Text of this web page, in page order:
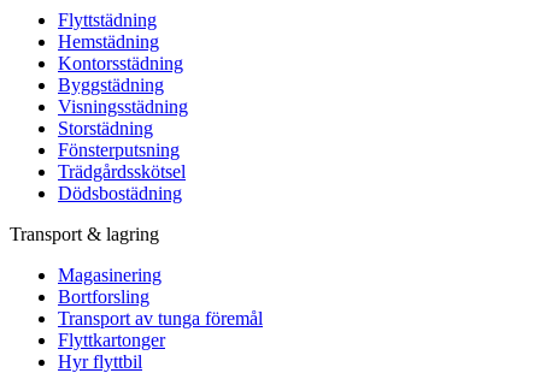
Flyttstädning
Hemstädning
Kontorsstädning
Byggstädning
Visningsstädning
Storstädning
Fönsterputsning
Trädgårdsskötsel
Dödsbostädning
Transport & lagring
Magasinering
Bortforsling
Transport av tunga föremål
Flyttkartonger
Hyr flyttbil